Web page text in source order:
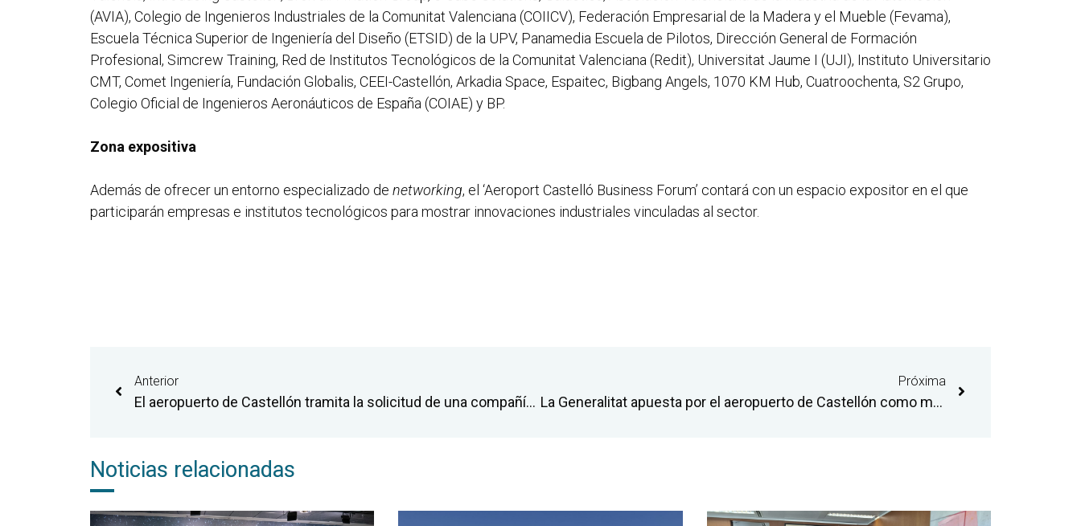
(AVIA), Colegio de Ingenieros Industriales de la Comunitat Valenciana (COIICV), Federación Empresarial de la Madera y el Mueble (Fevama),
Escuela Técnica Superior de Ingeniería del Diseño (ETSID) de la UPV, Panamedia Escuela de Pilotos, Dirección General de Formación
Profesional, Simcrew Training, Red de Institutos Tecnológicos de la Comunitat Valenciana (Redit), Universitat Jaume I (UJI), Instituto Universitario
CMT, Comet Ingeniería, Fundación Globalis, CEEI-Castellón, Arkadia Space, Espaitec, Bigbang Angels, 1070 KM Hub, Cuatroochenta, S2 Grupo,
Colegio Oficial de Ingenieros Aeronáuticos de España (COIAE) y BP.
Zona expositiva
Además de ofrecer un entorno especializado de networking, el ‘Aeroport Castelló Business Forum’ contará con un espacio expositor en el que
participarán empresas e institutos tecnológicos para mostrar innovaciones industriales vinculadas al sector.
Anterior
El aeropuerto de Castellón tramita la solicitud de una compañía para gestionar la terminal de carga y establecer un depósito temporal de mercancías
Próxima
La Generalitat apuesta por el aeropuerto de Castellón como motor de dinamización del sector aeronáutico y como espacio para la innovación
Noticias relacionadas